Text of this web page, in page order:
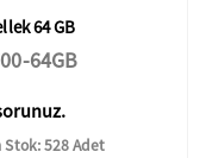
64 GB
64GB
Stok: 528 Adet